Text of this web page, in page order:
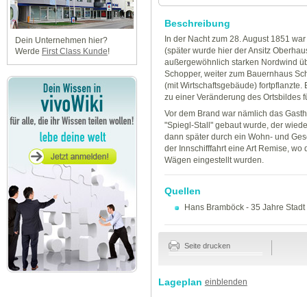
Dein Unternehmen hier?
Werde First Class Kunde!
Beschreibung
In der Nacht zum 28. August 1851
(später wurde hier der Ansitz
außergewöhnlich starken Nordwind
Schopper, weiter zum Bauernhaus
(mit Wirtschaftsgebäude)
zu einer Veränderung des Ortsbildes
Vor dem Brand war nämlich das
"Spiegl-Stall" gebaut wurde, der
dann später durch ein Wohn- und
der Innschifffahrt eine Art Remise,
Wägen eingestellt wurden.
Quellen
Hans Bramböck -35 Jahre Stadt
Seite drucken
Lageplan einblenden